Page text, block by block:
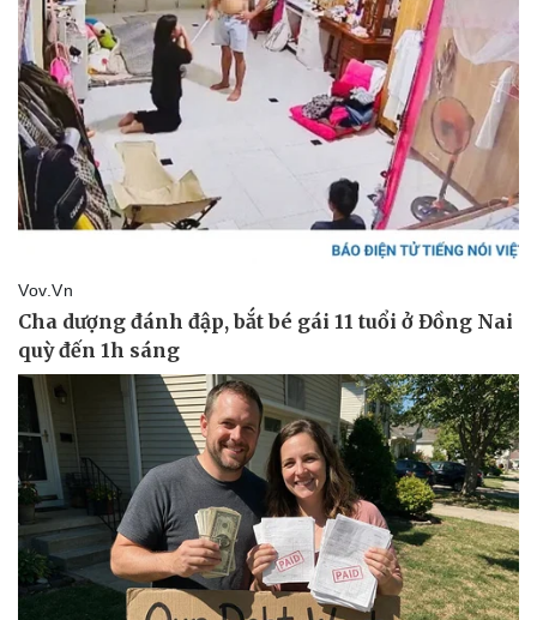
Kinh tế
Bất động sản
Khởi nghiệp
Thị trường
Giá vàng
Tiêu dùng
Tỷ giá
Chứng khoán
Giá cà phê